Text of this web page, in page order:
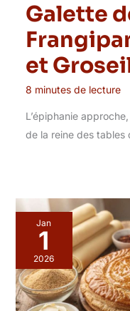
Galette
et
8 minutes de lecture
L’épiphanie
de la reine des tables
Jan
1
2026